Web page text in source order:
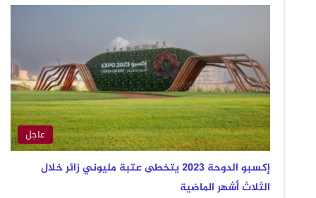
عاجل
إكسبو الدوحة 2023 يتخطى عتبة مليوني زائر خلال
الثلاث أشهر الماضية